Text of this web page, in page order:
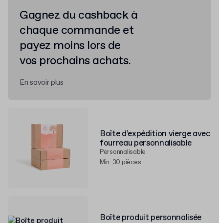
Boîte d’expédition vierge avec
fourreau personnalisable
Personnalisable
Min. 30 pièces
Boîte produit personnalisée
Gagnez du cashback à
chaque commande et
payez moins lors de
vos prochains achats.
En savoir plus